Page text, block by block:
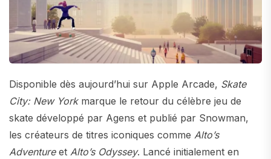
Disponible dès aujourd’hui sur Apple Arcade, Skate
City: New Yorkmarque le retour du célèbre jeu de
skate développé par Agens et publié par Snowman,
les créateurs de titres iconiques comme Alto’s
Adventureet Alto’s Odyssey. Lancé initialement en